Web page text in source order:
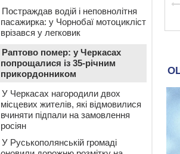
Постраждав водій і неповнолітня
пасажирка: у Чорнобаї мотоцикліст
врізався у легковик
Раптово помер: у Черкасах
попрощалися із 35-річним
прикордонником
У Черкасах нагородили двох
місцевих жителів, які відмовилися
вчиняти підпали на замовлення
росіян
У Руськополянській громаді